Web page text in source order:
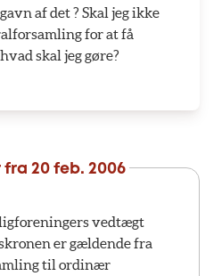
af det ? Skal jeg ikke
for at få
skal jeg gøre?
fra 20 feb. 2006
vedtægt
er gældende fra
til ordinær